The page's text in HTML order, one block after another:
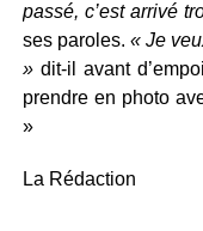
passé, c’est arrivé
ses paroles. « Je
»dit-il avant
prendre en photo
»
La Rédaction